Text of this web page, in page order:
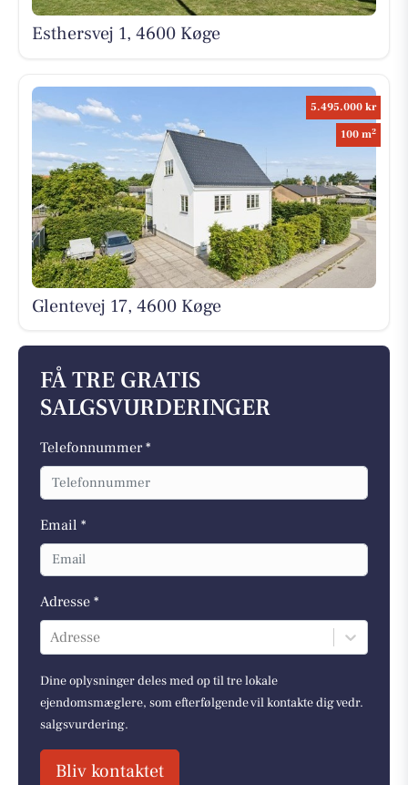
Esthersvej 1, 4600 Køge
5.495.000 kr
100 m2
Glentevej 17, 4600 Køge
FÅ TRE GRATIS
SALGSVURDERINGER
Telefonnummer *
Email *
Adresse *
Adresse
Dine oplysninger deles med op til tre lokale
ejendomsmæglere, som efterfølgende vil kontakte dig vedr.
salgsvurdering.
Bliv kontaktet